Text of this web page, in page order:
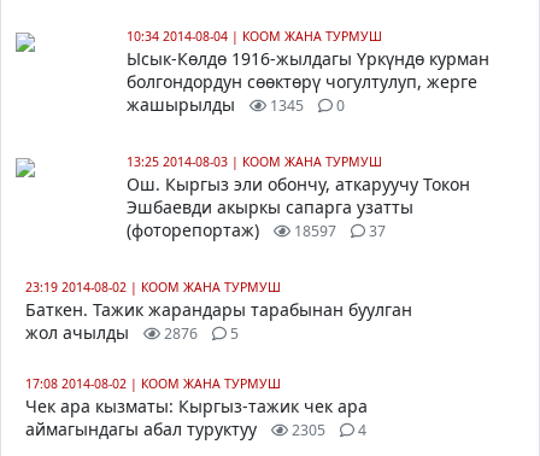
10:34 2014-08-04 | КООМ ЖАНА ТУРМУШ
Ысык-Көлдө 1916-жылдагы Үркүндө курман
болгондордун сөөктөрү чогултулуп, жерге
жашырылды
1345 0
13:25 2014-08-03 | КООМ ЖАНА ТУРМУШ
Ош. Кыргыз эли обончу, аткаруучу Токон
Эшбаевди акыркы сапарга узатты
(фоторепортаж)
18597 37
23:19 2014-08-02 | КООМ ЖАНА ТУРМУШ
Баткен. Тажик жарандары тарабынан буулган
жол ачылды
2876 5
17:08 2014-08-02 | КООМ ЖАНА ТУРМУШ
Чек ара кызматы: Кыргыз-тажик чек ара
аймагындагы абал туруктуу
2305 4